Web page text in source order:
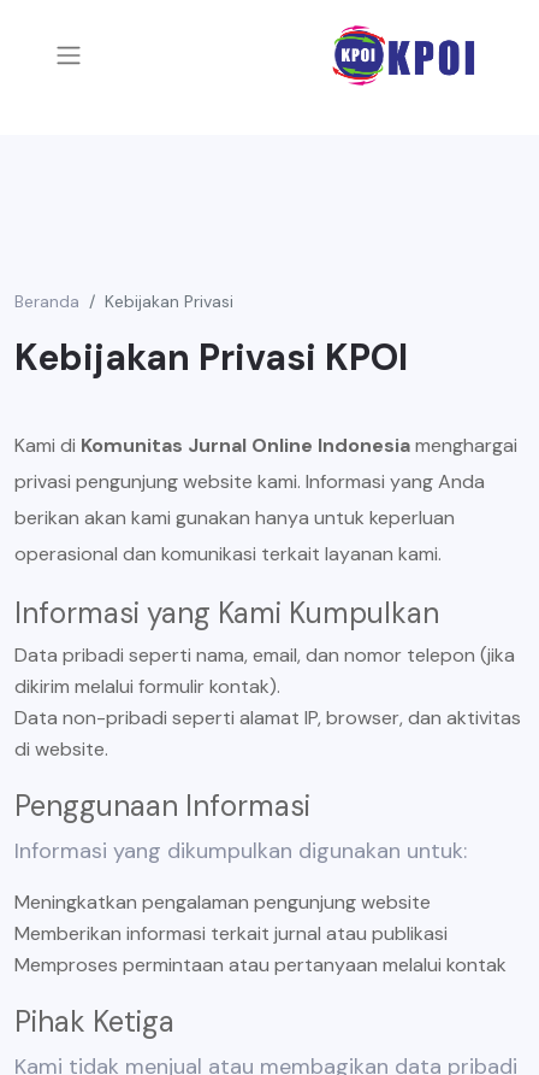
Beranda Kebijakan Privasi
Kebijakan Privasi KPOI
Kami di Komunitas Jurnal Online Indonesiamenghargai
privasi pengunjung website kami. Informasi yang Anda
berikan akan kami gunakan hanya untuk keperluan
operasional dan komunikasi terkait layanan kami.
Informasi yang Kami Kumpulkan
Data pribadi seperti nama, email, dan nomor telepon (jika
dikirim melalui formulir kontak).
Data non-pribadi seperti alamat IP, browser, dan aktivitas
di website.
Penggunaan Informasi
Informasi yang dikumpulkan digunakan untuk:
Meningkatkan pengalaman pengunjung website
Memberikan informasi terkait jurnal atau publikasi
Memproses permintaan atau pertanyaan melalui kontak
Pihak Ketiga
Kami tidak menjual atau membagikan data pribadi